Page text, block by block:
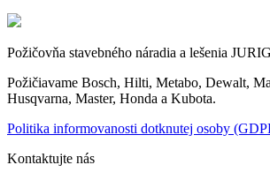
Požičovňa stavebného náradia a lešenia
Požičiavame Bosch, Hilti, Metabo, Dewalt,
Husqvarna, Master, Honda a Kubota.
Politika informovanosti dotknutej osoby
Kontaktujte nás